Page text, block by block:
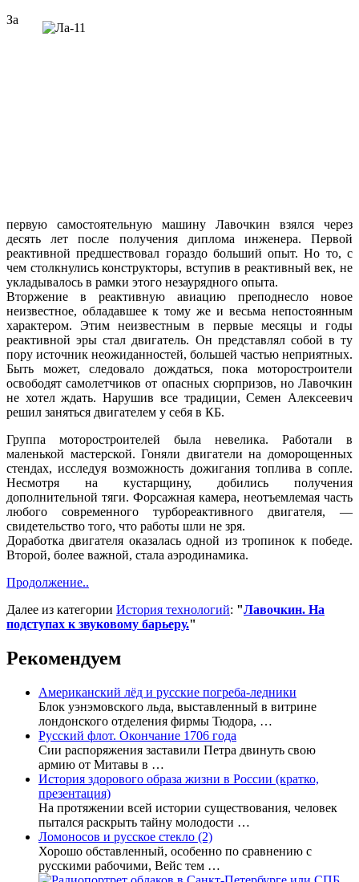
За
первую самостоятельную машину Лавочкин взялся через
десять лет после получения диплома инженера. Первой
реактивной предшествовал гораздо больший опыт. Но то, с
чем столкнулись конструкторы, вступив в реактивный век, не
укладывалось в рамки этого незаурядного опыта.
Вторжение в реактивную авиацию преподнесло новое
неизвестное, обладавшее к тому же и весьма непостоянным
характером. Этим неизвестным в первые месяцы и годы
реактивной эры стал двигатель. Он представлял собой в ту
пору источник неожиданностей, большей частью неприятных.
Быть может, следовало дождаться, пока моторостроители
освободят самолетчиков от опасных сюрпризов, но Лавочкин
не хотел ждать. Нарушив все традиции, Семен Алексеевич
решил заняться двигателем у себя в КБ.
Группа моторостроителей была невелика. Работали в
маленькой мастерской. Гоняли двигатели на доморощенных
стендах, исследуя возможность дожигания топлива в сопле.
Несмотря на кустарщину, добились получения
дополнительной тяги. Форсажная камера, неотъемлемая часть
любого современного турбореактивного двигателя, —
свидетельство того, что работы шли не зря.
Доработка двигателя оказалась одной из тропинок к победе.
Второй, более важной, стала аэродинамика.
Продолжение..
Далее из категории История технологий: "Лавочкин. На
подступах к звуковому барьеру."
Рекомендуем
Американский лёд и русские погреба-ледники
Блок уэнэмовского льда, выставленный в витрине
лондонского отделения фирмы Тюдора, …
Русский флот. Окончание 1706 года
Сии распоряжения заставили Петра двинуть свою
армию от Митавы в …
История здорового образа жизни в России (кратко,
презентация)
На протяжении всей истории существования, человек
пытался раскрыть тайну молодости …
Ломоносов и русское стекло (2)
Хорошо обставленный, особенно по сравнению с
русскими рабочими, Вейс тем …